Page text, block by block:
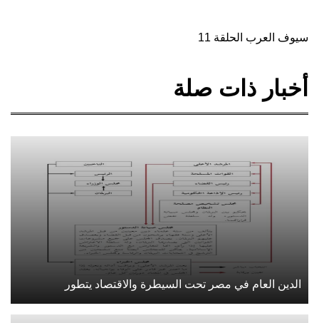
سيوف العرب الحلقة 11
أخبار ذات صلة
الدين العام في مصر تحت السيطرة والاقتصاد يتطور